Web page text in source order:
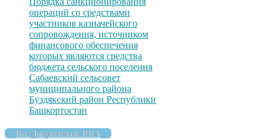
операций со средствами
участников казначейского
сопровождения, источником
финансового обеспечения
которых являются средства
бюджета сельского поселения
Сабаевский сельсовет
муниципального района
Буздякский район Республики
Башкортостан
Все Документы и НПА